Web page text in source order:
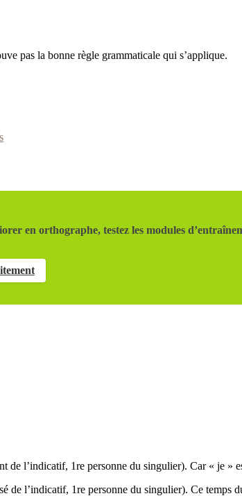
pas la bonne règle grammaticale qui s’applique.
en orthographe, testez les modules
de l’indicatif, 1re personne du singulier). Car « je »
de l’indicatif, 1re personne du singulier). Ce